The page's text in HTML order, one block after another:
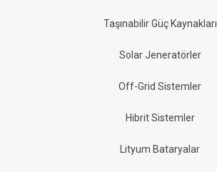
Taşınabilir Güç Kaynakları
Solar Jeneratörler
Off-Grid Sistemler
Hibrit Sistemler
Lityum Bataryalar